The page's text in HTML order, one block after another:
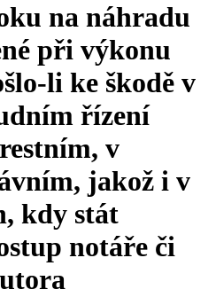
na náhradu
při výkonu
li ke škodě v
řízení
v
jakož i v
kdy stát
notáře či